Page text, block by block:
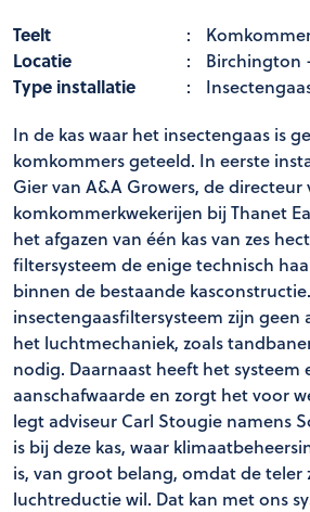
Teelt
:
Locatie
:
Birchington
Type installatie
:
In de kas waar het insectengaas is
komkommers geteeld. In eerste
Gier van A&A Growers, de directeur
komkommerkwekerijen bij Thanet
het afgazen van één kas van zes
filtersysteem de enige technisch
binnen de bestaande
insectengaasfiltersysteem zijn geen
het luchtmechaniek, zoals
nodig. Daarnaast heeft het systeem
aanschafwaarde en zorgt het voor
legt adviseur Carl Stougie namens
is bij deze kas, waar
is, van groot belang, omdat de teler
luchtreductie wil. Dat kan met ons